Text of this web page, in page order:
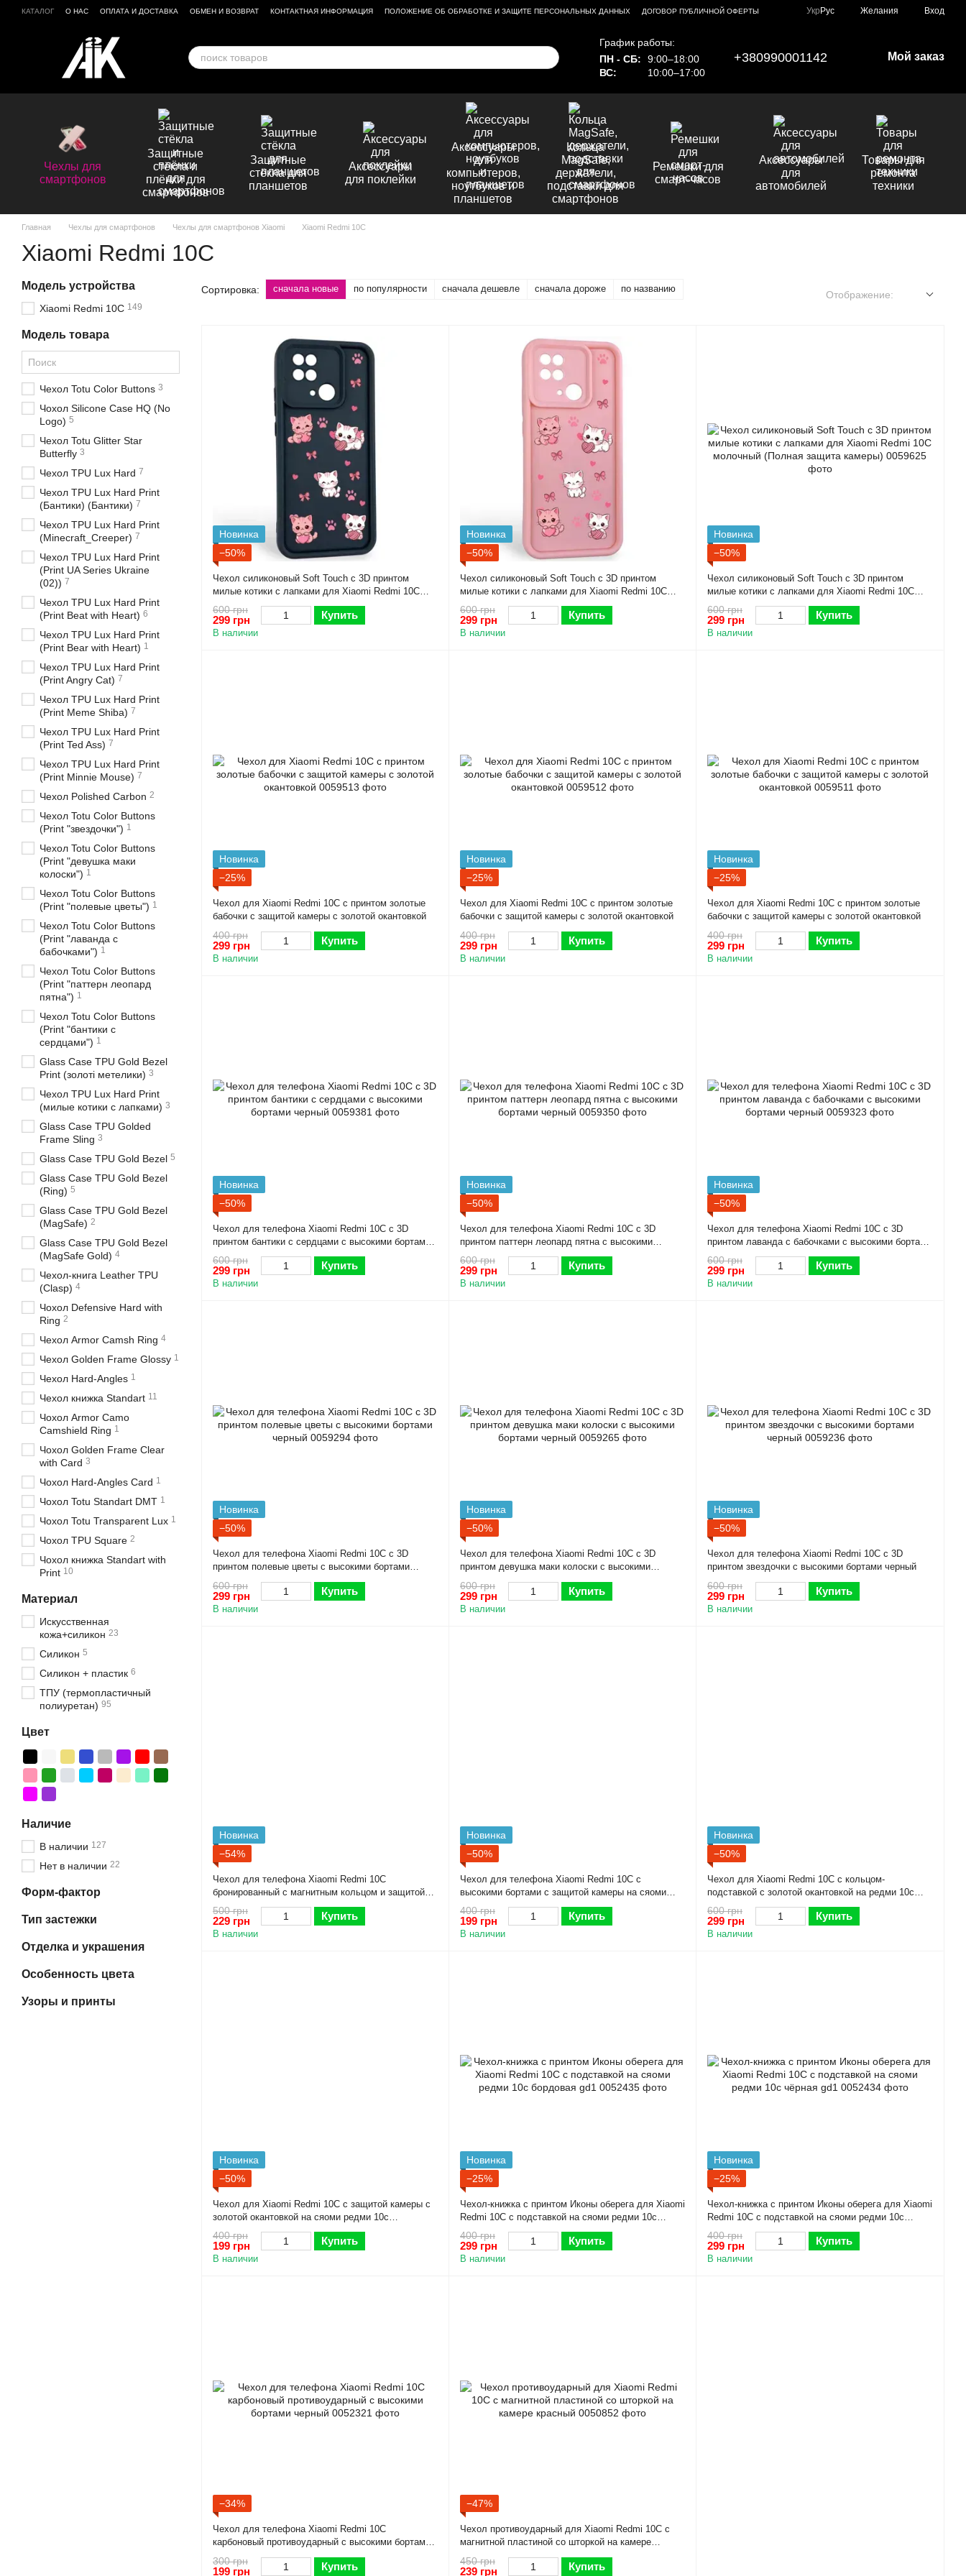
Перейти к основному контенту
КАТАЛОГ О НАС ОПЛАТА И ДОСТАВКА ОБМЕН И ВОЗВРАТ КОНТАКТНАЯ ИНФОРМАЦИЯ ПОЛОЖЕНИЕ ОБ ОБРАБОТКЕ И ЗАЩИТЕ ПЕРСОНАЛЬНЫХ ДАННЫХ
ДОГОВОР ПУБЛИЧНОЙ ОФЕРТЫ
Укр Рус Желания Вход
График работы:
ПН - СБ:
9:00–18:00
ВС:
10:00–17:00
+380990001142 Мой заказ
Чехлы для
смартфонов
Защитные
стёкла и
плёнки для
смартфонов
Защитные
стёкла для
планшетов
Аксессуары
для поклейки
Аксессуары
для
компьютеров,
ноутбуков и
планшетов
Кольца
MagSafe,
держатели,
подставки для
смартфонов
Ремешки для
смарт-часов
Аксессуары
для
автомобилей
Товары для
ремонта
техники
Главная Чехлы для смартфонов Чехлы для смартфонов Xiaomi Xiaomi Redmi 10C
Xiaomi Redmi 10C
Сортировка: сначала новые по популярности сначала дешевле сначала дороже по названию
Отображение:
Новинка
−50%
Чехол силиконовый Soft Touch с 3D принтом
милые котики с лапками для Xiaomi Redmi 10C
черный (Полная защита камеры)
600 грн
299 грн Купить
В наличии
Новинка
−50%
Чехол силиконовый Soft Touch с 3D принтом
милые котики с лапками для Xiaomi Redmi 10C
розовый (Полная защита камеры)
600 грн
299 грн Купить
В наличии
Новинка
−50%
Чехол силиконовый Soft Touch с 3D принтом
милые котики с лапками для Xiaomi Redmi 10C
молочный (Полная защита камеры)
600 грн
299 грн Купить
В наличии
Новинка
−25%
Чехол для Xiaomi Redmi 10C с принтом золотые
бабочки с защитой камеры с золотой окантовкой
400 грн
299 грн Купить
В наличии
Новинка
−25%
Чехол для Xiaomi Redmi 10C с принтом золотые
бабочки с защитой камеры с золотой окантовкой
400 грн
299 грн Купить
В наличии
Новинка
−25%
Чехол для Xiaomi Redmi 10C с принтом золотые
бабочки с защитой камеры с золотой окантовкой
400 грн
299 грн Купить
В наличии
Новинка
−50%
Чехол для телефона Xiaomi Redmi 10C с 3D
принтом бантики с сердцами с высокими бортами
черный
600 грн
299 грн Купить
В наличии
Новинка
−50%
Чехол для телефона Xiaomi Redmi 10C с 3D
принтом паттерн леопард пятна с высокими
бортами черный
600 грн
299 грн Купить
В наличии
Новинка
−50%
Чехол для телефона Xiaomi Redmi 10C с 3D
принтом лаванда с бабочками с высокими бортами
черный
600 грн
299 грн Купить
В наличии
Новинка
−50%
Чехол для телефона Xiaomi Redmi 10C с 3D
принтом полевые цветы с высокими бортами
черный
600 грн
299 грн Купить
В наличии
Новинка
−50%
Чехол для телефона Xiaomi Redmi 10C с 3D
принтом девушка маки колоски с высокими
бортами черный
600 грн
299 грн Купить
В наличии
Новинка
−50%
Чехол для телефона Xiaomi Redmi 10C с 3D
принтом звездочки с высокими бортами черный
600 грн
299 грн Купить
В наличии
Новинка
−54%
Чехол для телефона Xiaomi Redmi 10C
бронированный с магнитным кольцом и защитой
камеры черный
500 грн
229 грн Купить
В наличии
Новинка
−50%
Чехол для телефона Xiaomi Redmi 10C с
высокими бортами с защитой камеры на сяоми
редми 10с черный
400 грн
199 грн Купить
В наличии
Новинка
−50%
Чехол для Xiaomi Redmi 10C с кольцом-
подставкой с золотой окантовкой на редми 10с
черничный gs1
600 грн
299 грн Купить
В наличии
Новинка
−50%
Чехол для Xiaomi Redmi 10C с защитой камеры с
золотой окантовкой на сяоми редми 10с
черничный gs1
400 грн
199 грн Купить
В наличии
Новинка
−25%
Чехол-книжка с принтом Иконы оберега для Xiaomi
Redmi 10C с подставкой на сяоми редми 10с
бордовая gd1
400 грн
299 грн Купить
В наличии
Новинка
−25%
Чехол-книжка с принтом Иконы оберега для Xiaomi
Redmi 10C с подставкой на сяоми редми 10с
чёрная gd1
400 грн
299 грн Купить
В наличии
−34%
Чехол для телефона Xiaomi Redmi 10C
карбоновый противоударный с высокими бортами
черный
300 грн
199 грн Купить
−47%
Чехол противоударный для Xiaomi Redmi 10C с
магнитной пластиной со шторкой на камере
красный
450 грн
239 грн Купить
Модель устройства
Xiaomi Redmi 10C 149
Модель товара
Чехол Totu Color Buttons 3
Чохол Silicone Case HQ (No
Logo) 5
Чехол Totu Glitter Star
Butterfly 3
Чехол TPU Lux Hard 7
Чехол TPU Lux Hard Print
(Бантики) (Бантики) 7
Чехол TPU Lux Hard Print
(Minecraft_Creeper) 7
Чехол TPU Lux Hard Print
(Print UA Series Ukraine
(02)) 7
Чехол TPU Lux Hard Print
(Print Beat with Heart) 6
Чехол TPU Lux Hard Print
(Print Bear with Heart) 1
Чехол TPU Lux Hard Print
(Print Angry Cat) 7
Чехол TPU Lux Hard Print
(Print Meme Shiba) 7
Чехол TPU Lux Hard Print
(Print Ted Ass) 7
Чехол TPU Lux Hard Print
(Print Minnie Mouse) 7
Чехол Polished Carbon 2
Чехол Totu Color Buttons
(Print "звездочки") 1
Чехол Totu Color Buttons
(Print "девушка маки
колоски") 1
Чехол Totu Color Buttons
(Print "полевые цветы") 1
Чехол Totu Color Buttons
(Print "лаванда с
бабочками") 1
Чехол Totu Color Buttons
(Print "паттерн леопард
пятна") 1
Чехол Totu Color Buttons
(Print "бантики с
сердцами") 1
Glass Case TPU Gold Bezel
Print (золоті метелики) 3
Чехол TPU Lux Hard Print
(милые котики с лапками) 3
Glass Case TPU Golded
Frame Sling 3
Glass Case TPU Gold Bezel 5
Glass Case TPU Gold Bezel
(Ring) 5
Glass Case TPU Gold Bezel
(MagSafe) 2
Glass Case TPU Gold Bezel
(MagSafe Gold) 4
Чехол-книга Leather TPU
(Clasp) 4
Чохол Defensive Hard with
Ring 2
Чехол Armor Camsh Ring 4
Чехол Golden Frame Glossy 1
Чехол Hard-Angles 1
Чехол книжка Standart 11
Чохол Armor Camo
Camshield Ring 1
Чохол Golden Frame Clear
with Card 3
Чохол Hard-Angles Card 1
Чохол Totu Standart DMT 1
Чохол Totu Transparent Lux 1
Чохол TPU Square 2
Чохол книжка Standart with
Print 10
Материал
Искусственная
кожа+силикон 23
Силикон 5
Силикон + пластик 6
ТПУ (термопластичный
полиуретан) 95
Цвет
Наличие
В наличии 127
Нет в наличии 22
Форм-фактор
Тип застежки
Отделка и украшения
Особенность цвета
Узоры и принты